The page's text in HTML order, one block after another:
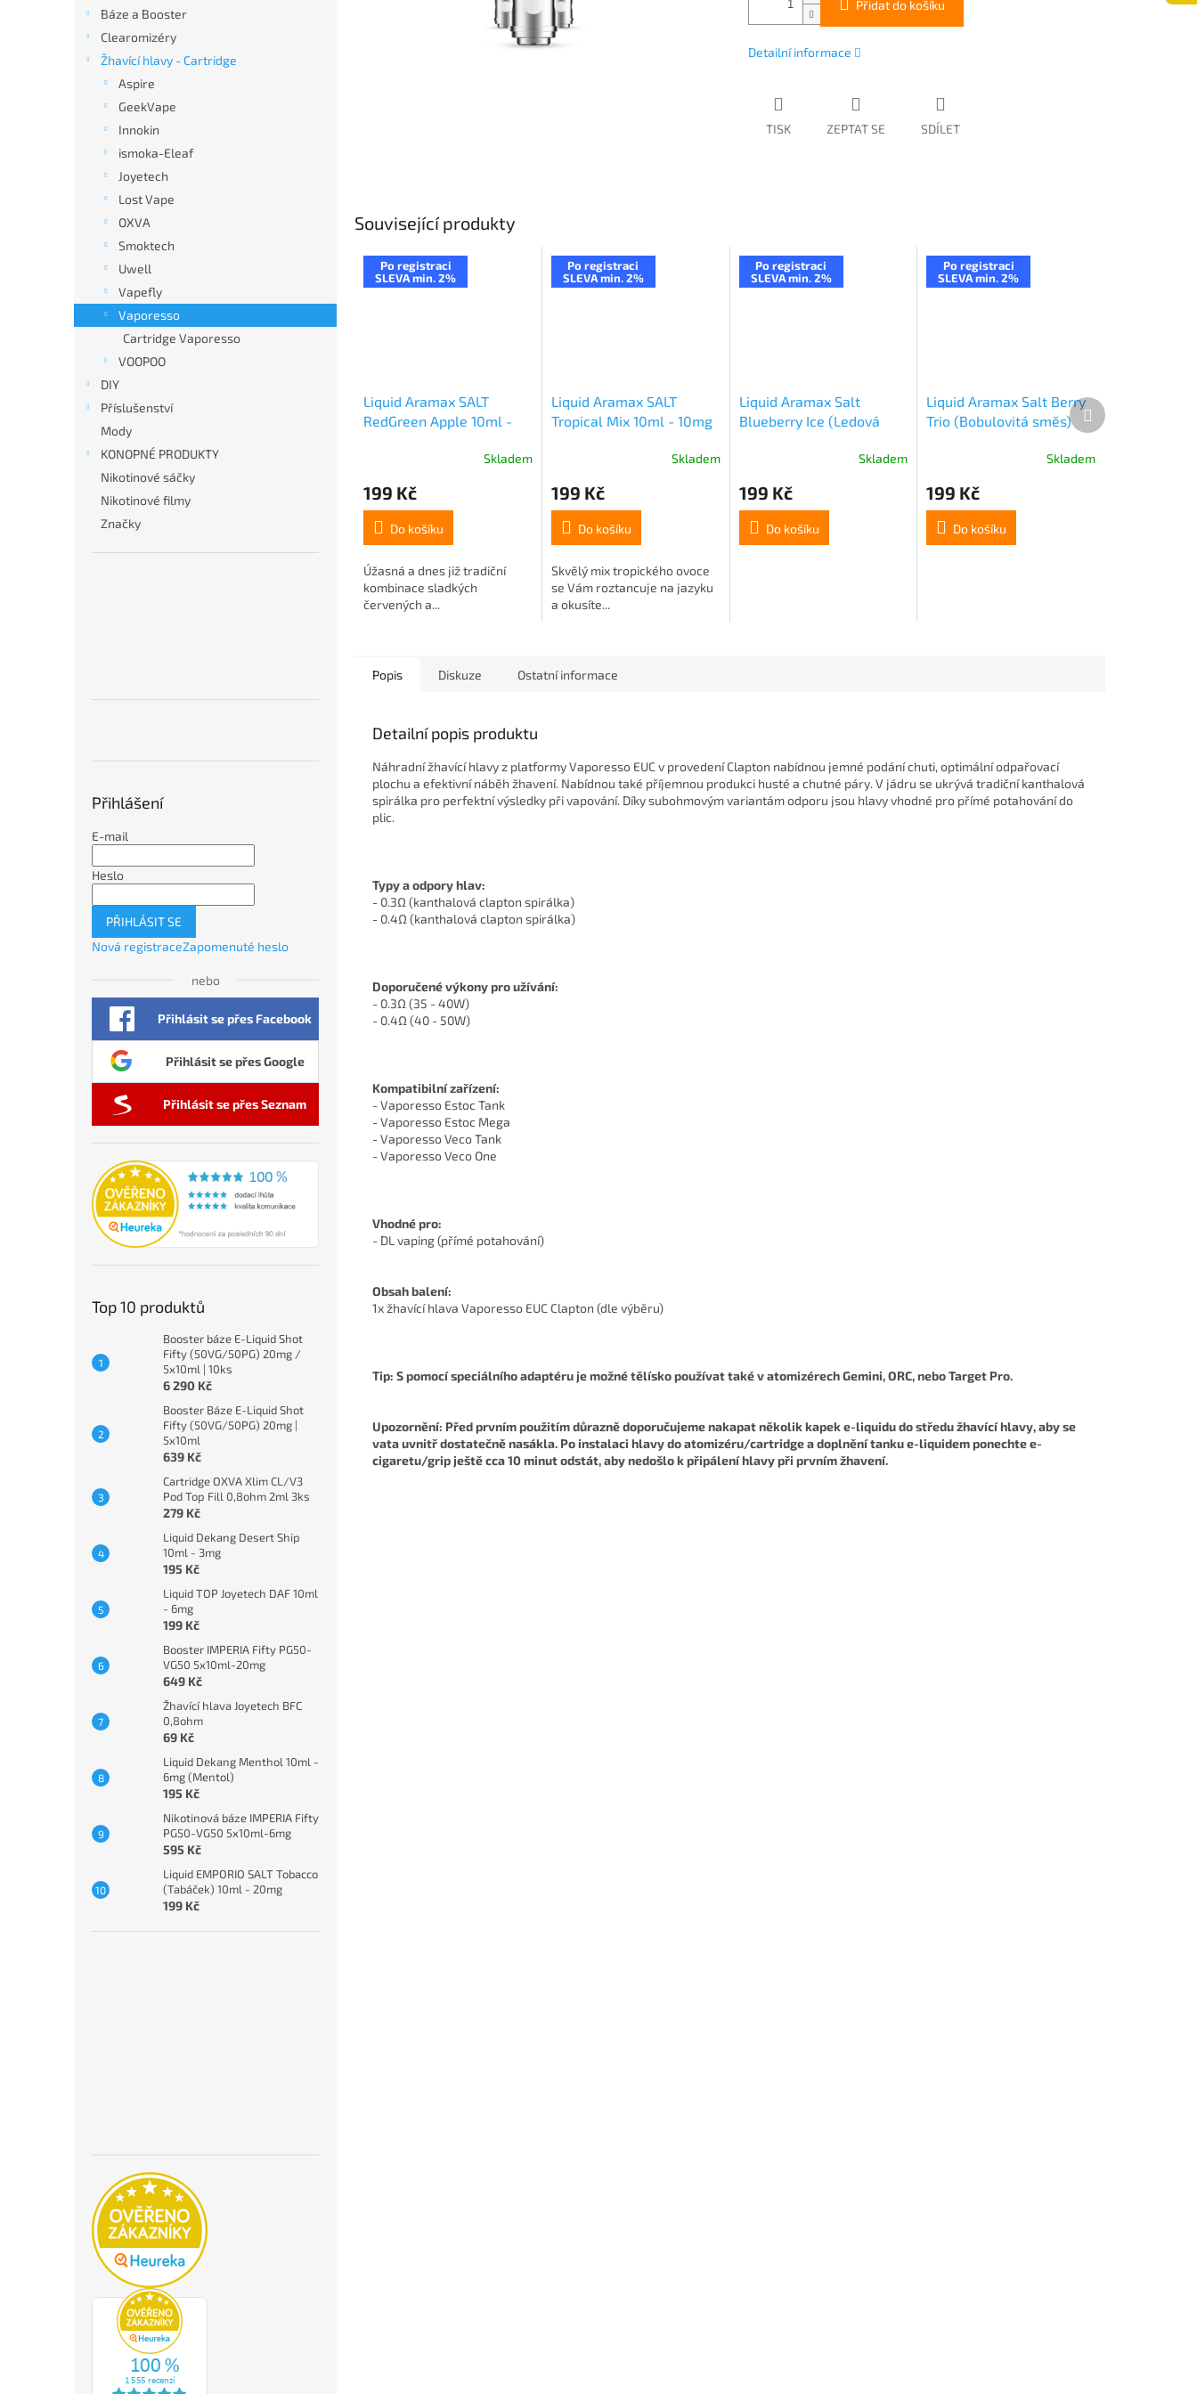
Báze a Booster
Clearomizéry
Žhavící hlavy - Cartridge
Aspire
GeekVape
Innokin
ismoka-Eleaf
Joyetech
Lost Vape
OXVA
Smoktech
Uwell
Vapefly
Vaporesso
Cartridge Vaporesso
VOOPOO
DIY
Příslušenství
Mody
KONOPNÉ PRODUKTY
Nikotinové sáčky
Nikotinové filmy
Značky
Přihlášení
E-mail
Heslo
PŘIHLÁSIT SE
Nová registraceZapomenuté heslo
nebo
Přihlásit se přes Facebook
Přihlásit se přes Google
Přihlásit se přes Seznam
Top 10 produktů
Booster báze E-Liquid Shot
Fifty (50VG/50PG) 20mg /
5x10ml | 10ks
6 290 Kč
Booster Báze E-Liquid Shot
Fifty (50VG/50PG) 20mg |
5x10ml
639 Kč
Cartridge OXVA Xlim CL/V3
Pod Top Fill 0,8ohm 2ml 3ks
279 Kč
Liquid Dekang Desert Ship
10ml - 3mg
195 Kč
Liquid TOP Joyetech DAF 10ml
- 6mg
199 Kč
Booster IMPERIA Fifty PG50-
VG50 5x10ml-20mg
649 Kč
Žhavící hlava Joyetech BFC
0,8ohm
69 Kč
Liquid Dekang Menthol 10ml -
6mg (Mentol)
195 Kč
Nikotinová báze IMPERIA Fifty
PG50-VG50 5x10ml-6mg
595 Kč
Liquid EMPORIO SALT Tobacco
(Tabáček) 10ml - 20mg
199 Kč
Přidat do košíku
Detailní informace
TISK ZEPTAT SE SDÍLET
Související produkty
Po registraci
SLEVA min. 2%
Liquid Aramax SALT
RedGreen Apple 10ml -
Skladem
199 Kč
Do košíku
Úžasná a dnes již tradiční
kombinace sladkých
červených a...
Po registraci
SLEVA min. 2%
Liquid Aramax SALT
Tropical Mix 10ml - 10mg
Skladem
199 Kč
Do košíku
Skvělý mix tropického ovoce
se Vám roztancuje na jazyku
a okusíte...
Po registraci
SLEVA min. 2%
Liquid Aramax Salt
Blueberry Ice (Ledová
Skladem
199 Kč
Do košíku
Po registraci
SLEVA min. 2%
Liquid Aramax Salt Berry
Trio (Bobulovitá směs)
Skladem
199 Kč
Do košíku
Další
produkt
Popis Diskuze Ostatní informace
Detailní popis produktu
Náhradní žhavící hlavy z platformy Vaporesso EUC v provedení Clapton nabídnou jemné podání chuti, optimální odpařovací
plochu a efektivní náběh žhavení. Nabídnou také příjemnou produkci husté a chutné páry. V jádru se ukrývá tradiční kanthalová
spirálka pro perfektní výsledky při vapování. Díky subohmovým variantám odporu jsou hlavy vhodné pro přímé potahování do
plic.
Typy a odpory hlav:
- 0.3Ω (kanthalová clapton spirálka)
- 0.4Ω (kanthalová clapton spirálka)
Doporučené výkony pro užívání:
- 0.3Ω (35 - 40W)
- 0.4Ω (40 - 50W)
Kompatibilní zařízení:
- Vaporesso Estoc Tank
- Vaporesso Estoc Mega
- Vaporesso Veco Tank
- Vaporesso Veco One
Vhodné pro:
- DL vaping (přímé potahování)
Obsah balení:
1x žhavící hlava Vaporesso EUC Clapton (dle výběru)
Tip: S pomocí speciálního adaptéru je možné tělísko používat také v atomizérech Gemini, ORC, nebo Target Pro.
Upozornění: Před prvním použitím důrazně doporučujeme nakapat několik kapek e-liquidu do středu žhavící hlavy, aby se
vata uvnitř dostatečně nasákla. Po instalaci hlavy do atomizéru/cartridge a doplnění tanku e-liquidem ponechte e-
cigaretu/grip ještě cca 10 minut odstát, aby nedošlo k připálení hlavy při prvním žhavení.